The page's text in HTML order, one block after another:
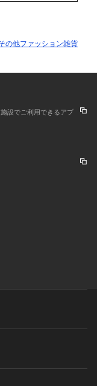
の他ファッション雑貨
設でご利用できるアプ